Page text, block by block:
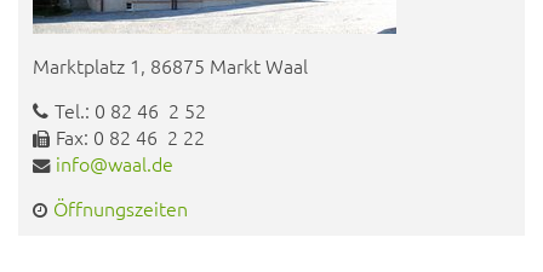
Marktplatz 1, 86875 Markt Waal
Tel.: 0 82 46 2 52
Fax: 0 82 46 2 22
info@waal.de
Öffnungszeiten